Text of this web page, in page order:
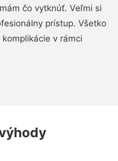
čo vytknúť. Veľmi si
prístup. Všetko
v rámci